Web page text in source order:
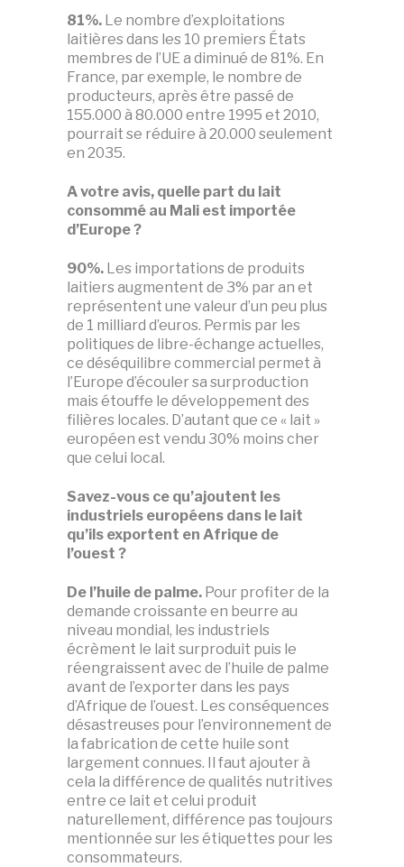
81%. Le nombre d’exploitations
laitières dans les 10 premiers États
membres de l’UE a diminué de 81%. En
France, par exemple, le nombre de
producteurs, après être passé de
155.000 à 80.000 entre 1995 et 2010,
pourrait se réduire à 20.000 seulement
en 2035.
A votre avis, quelle part du lait
consommé au Mali est importée
d’Europe ?
90%. Les importations de produits
laitiers augmentent de 3% par an et
représentent une valeur d’un peu plus
de 1 milliard d’euros. Permis par les
politiques de libre-échange actuelles,
ce déséquilibre commercial permet à
l’Europe d’écouler sa surproduction
mais étouffe le développement des
filières locales. D’autant que ce « lait »
européen est vendu 30% moins cher
que celui local.
Savez-vous ce qu’ajoutent les
industriels européens dans le lait
qu’ils exportent en Afrique de
l’ouest ?
De l’huile de palme. Pour profiter de la
demande croissante en beurre au
niveau mondial, les industriels
écrèment le lait surproduit puis le
réengraissent avec de l’huile de palme
avant de l’exporter dans les pays
d’Afrique de l’ouest. Les conséquences
désastreuses pour l’environnement de
la fabrication de cette huile sont
largement connues. Il faut ajouter à
cela la différence de qualités nutritives
entre ce lait et celui produit
naturellement, différence pas toujours
mentionnée sur les étiquettes pour les
consommateurs.